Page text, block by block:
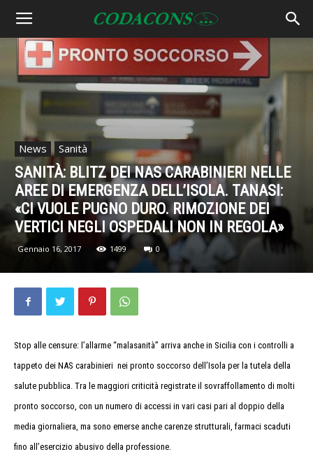
News Sanità
SANITÀ: BLITZ DEI NAS CARABINIERI NELLE
AREE DI EMERGENZA DELL’ISOLA. TANASI:
«CI VUOLE PUGNO DURO. RIMOZIONE DEI
VERTICI NEGLI OSPEDALI NON IN REGOLA»
Gennaio 16, 2017 1499 0
Stop alle censure: l’allarme “malasanità” arriva anche in Sicilia con i controlli a
tappeto dei NAS carabinieri nei pronto soccorso dell’Isola per la tutela della
salute pubblica. Tra le maggiori criticità registrate il sovraffollamento di molti
pronto soccorso, con un numero di accessi in vari casi pari al doppio della
media giornaliera, ma sono emerse anche carenze strutturali, farmaci scaduti
fino all’esercizio abusivo della professione.